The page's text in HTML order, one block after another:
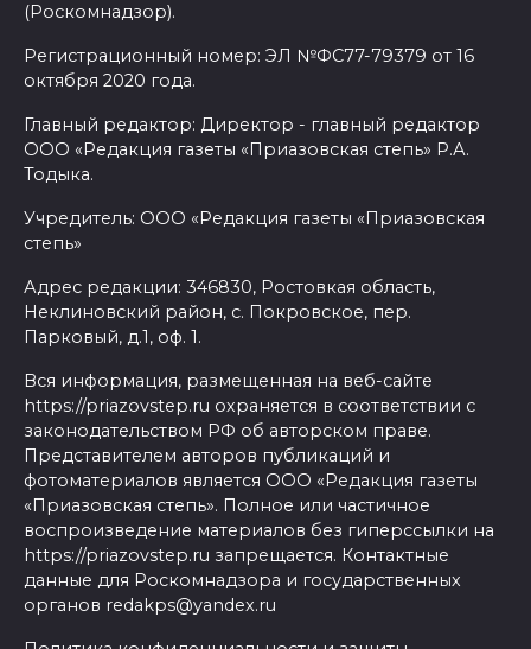
(Роскомнадзор).
Регистрационный номер: ЭЛ №ФС77-79379 от 16
октября 2020 года.
Главный редактор: Директор - главный редактор
ООО «Редакция газеты «Приазовская степь» Р.А.
Тодыка.
Учредитель: ООО «Редакция газеты «Приазовская
степь»
Адрес редакции: 346830, Ростовкая область,
Неклиновский район, с. Покровское, пер.
Парковый, д.1, оф. 1.
Вся информация, размещенная на веб-сайте
https://priazovstep.ru охраняется в соответствии с
законодательством РФ об авторском праве.
Представителем авторов публикаций и
фотоматериалов является ООО «Редакция газеты
«Приазовская степь». Полное или частичное
воспроизведение материалов без гиперссылки на
https://priazovstep.ru запрещается. Контактные
данные для Роскомнадзора и государственных
органов redakps@yandex.ru